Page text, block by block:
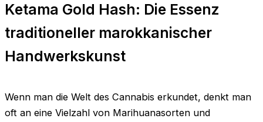
Ketama Gold Hash: Die Essenz
traditioneller marokkanischer
Handwerkskunst
Wenn man die Welt des Cannabis erkundet, denkt man
oft an eine Vielzahl von Marihuanasorten und